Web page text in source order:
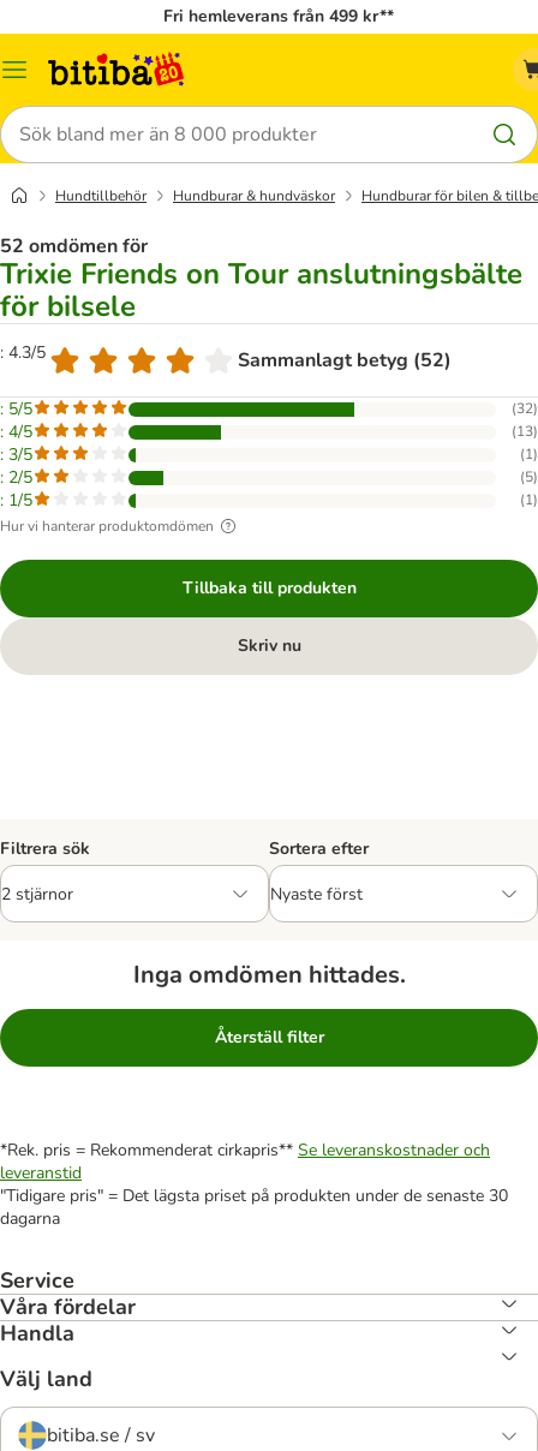
Fri hemleverans från 499 kr**
Meny
Sök
Hundtillbehör Hundburar & hundväskor Hundburar för bilen &
52 omdömen för
Trixie Friends on Tour anslutningsbälte
för bilsele
: 4.3/5 Sammanlagt betyg (52)
: 5/5 (32)
: 4/5 (13)
: 3/5 (1)
: 2/5 (5)
: 1/5 (1)
Hur vi hanterar produktomdömen
Tillbaka till produkten
Skriv nu
Filtrera sök Sortera efter
Inga omdömen hittades.
Återställ filter
*Rek. pris = Rekommenderat cirkapris** Se leveranskostnader och
leveranstid
"Tidigare pris" = Det lägsta priset på produkten under de senaste 30
dagarna
Service
Våra fördelar
Handla
Välj land
bitiba.se / sv